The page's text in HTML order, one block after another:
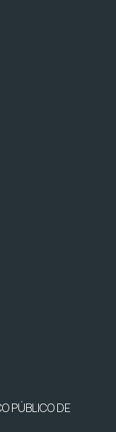
PÚBLICO DE